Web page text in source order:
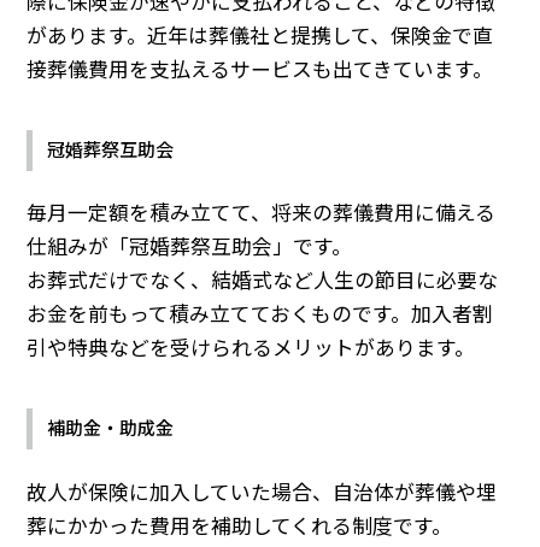
があります。近年は葬儀社と提携して、保険金で直
接葬儀費用を支払えるサービスも出てきています。
冠婚葬祭互助会
毎月一定額を積み立てて、将来の葬儀費用に備える
仕組みが「冠婚葬祭互助会」です。
お葬式だけでなく、結婚式など人生の節目に必要な
お金を前もって積み立てておくものです。加入者割
引や特典などを受けられるメリットがあります。
補助金・助成金
故人が保険に加入していた場合、自治体が葬儀や埋
葬にかかった費用を補助してくれる制度です。